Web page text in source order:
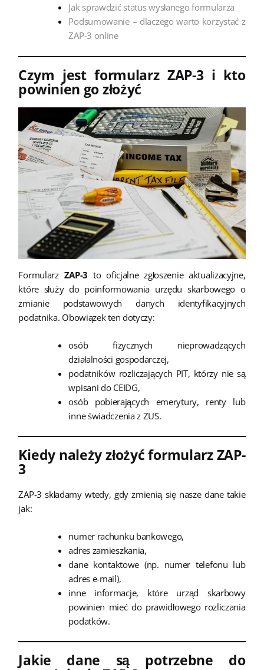
Jak sprawdzić status wysłanego formularza
Podsumowanie – dlaczego warto korzystać z
ZAP-3 online
Czym jest formularz ZAP-3 i kto
powinien go złożyć
Formularz ZAP-3 to oficjalne zgłoszenie aktualizacyjne,
które służy do poinformowania urzędu skarbowego o
zmianie podstawowych danych identyfikacyjnych
podatnika. Obowiązek ten dotyczy:
osób fizycznych nieprowadzących
działalności gospodarczej,
podatników rozliczających PIT, którzy nie są
wpisani do CEIDG,
osób pobierających emerytury, renty lub
inne świadczenia z ZUS.
Kiedy należy złożyć formularz ZAP-
3
ZAP-3 składamy wtedy, gdy zmienią się nasze dane takie
jak:
numer rachunku bankowego,
adres zamieszkania,
dane kontaktowe (np. numer telefonu lub
adres e-mail),
inne informacje, które urząd skarbowy
powinien mieć do prawidłowego rozliczania
podatków.
Jakie dane są potrzebne do